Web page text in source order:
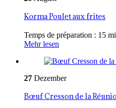
Korma Poulet aux frites
Temps de préparation : 15
Mehr lesen
27 Dezember
Bœuf Cresson de la